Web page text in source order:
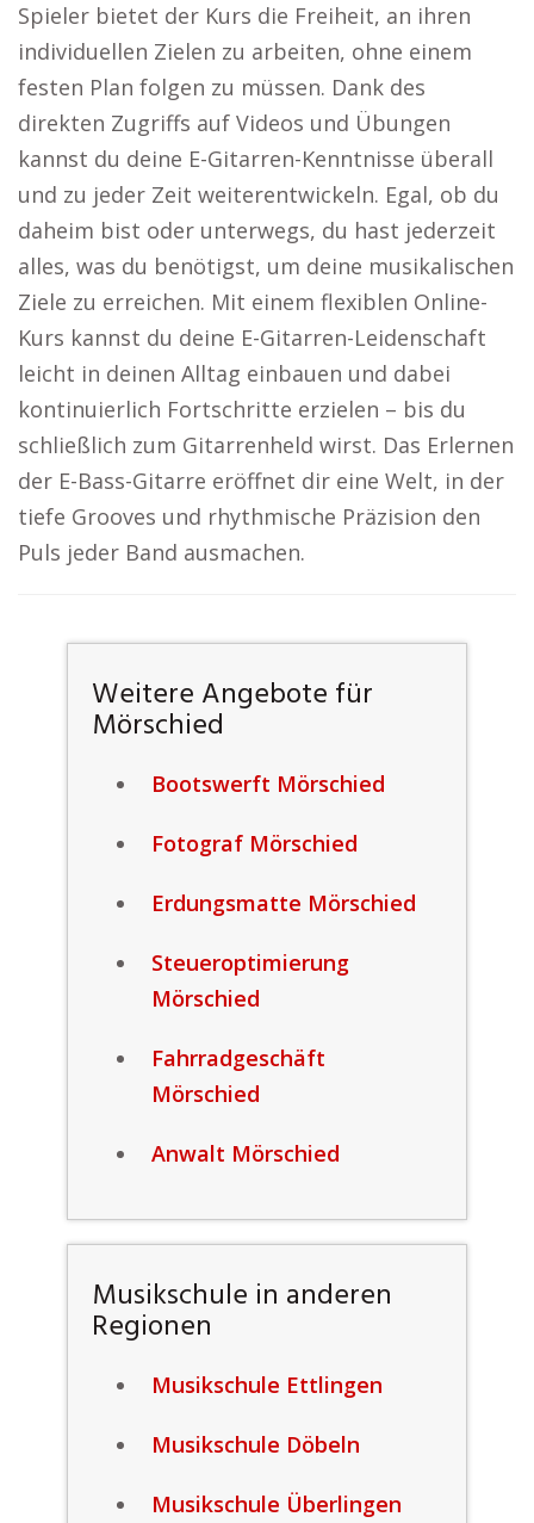
Spieler bietet der Kurs die Freiheit, an ihren
individuellen Zielen zu arbeiten, ohne einem
festen Plan folgen zu müssen. Dank des
direkten Zugriffs auf Videos und Übungen
kannst du deine E-Gitarren-Kenntnisse überall
und zu jeder Zeit weiterentwickeln. Egal, ob du
daheim bist oder unterwegs, du hast jederzeit
alles, was du benötigst, um deine musikalischen
Ziele zu erreichen. Mit einem flexiblen Online-
Kurs kannst du deine E-Gitarren-Leidenschaft
leicht in deinen Alltag einbauen und dabei
kontinuierlich Fortschritte erzielen – bis du
schließlich zum Gitarrenheld wirst. Das Erlernen
der E-Bass-Gitarre eröffnet dir eine Welt, in der
tiefe Grooves und rhythmische Präzision den
Puls jeder Band ausmachen.
Weitere Angebote für
Mörschied
Bootswerft Mörschied
Fotograf Mörschied
Erdungsmatte Mörschied
Steueroptimierung
Mörschied
Fahrradgeschäft
Mörschied
Anwalt Mörschied
Musikschule in anderen
Regionen
Musikschule Ettlingen
Musikschule Döbeln
Musikschule Überlingen